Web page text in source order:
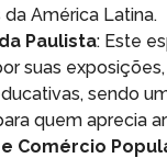
América Latina.
Paulista: Este
suas
sendo
quem aprecia
Comércio